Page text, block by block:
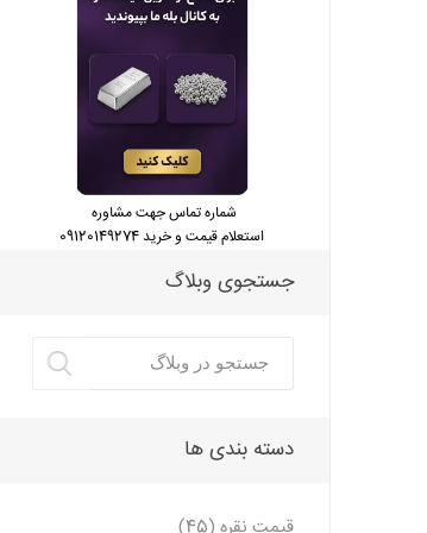
شماره تماس جهت مشاوره
استعلام قیمت و خرید 09120149274
جستجوی وبلاگ
دسته بندی ها
قیمت نقره (45)